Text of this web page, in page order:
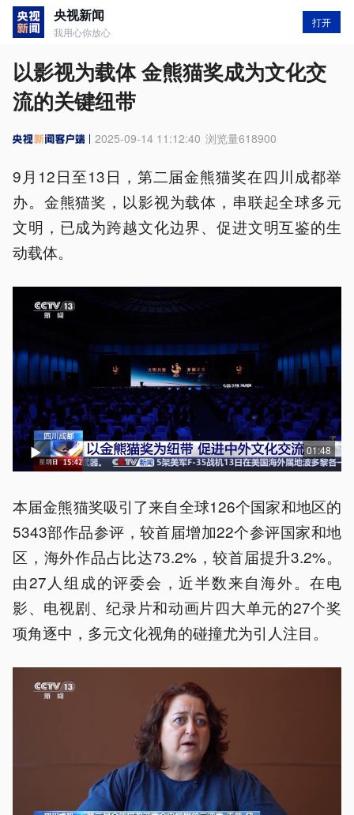
央视新闻
我用心你放心
打开
以影视为载体 金熊猫奖成为文化交
流的关键纽带
2025-09-14 11:12:40 浏览量618900
9月12日至13日，第二届金熊猫奖在四川成都举
办。金熊猫奖，以影视为载体，串联起全球多元
文明，已成为跨越文化边界、促进文明互鉴的生
动载体。
01:48
本届金熊猫奖吸引了来自全球126个国家和地区的
5343部作品参评，较首届增加22个参评国家和地
区，海外作品占比达73.2%，较首届提升3.2%。
由27人组成的评委会，近半数来自海外。在电
影、电视剧、纪录片和动画片四大单元的27个奖
项角逐中，多元文化视角的碰撞尤为引人注目。